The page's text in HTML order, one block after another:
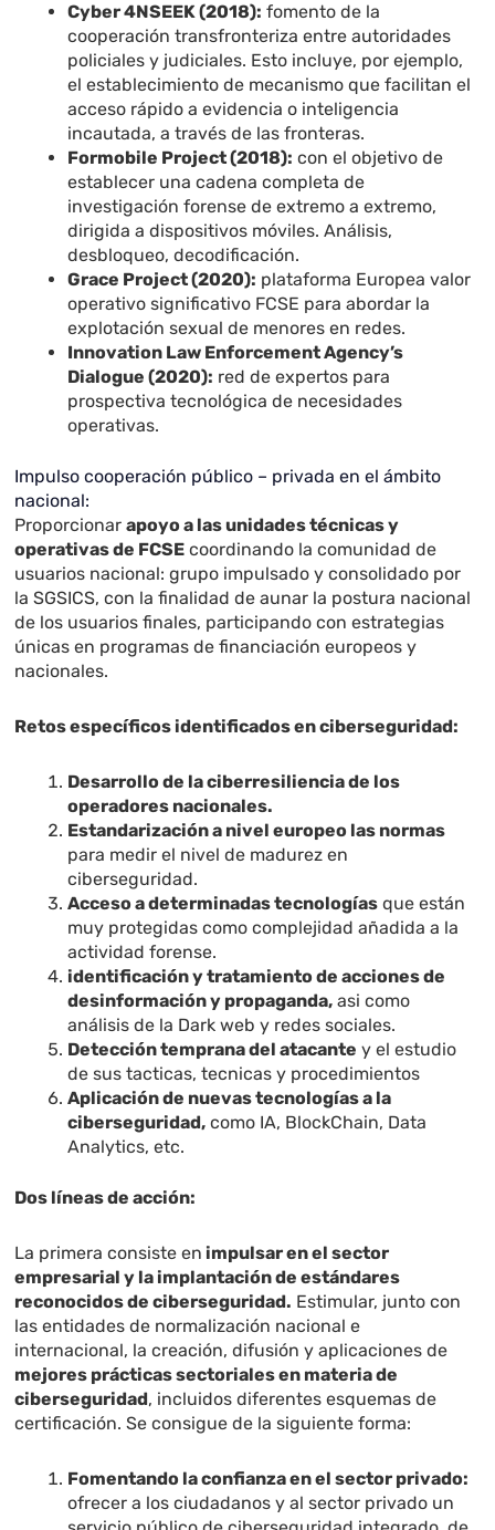
Cyber 4NSEEK (2018): fomento de la
cooperación transfronteriza entre autoridades
policiales y judiciales. Esto incluye, por ejemplo,
el establecimiento de mecanismo que facilitan el
acceso rápido a evidencia o inteligencia
incautada, a través de las fronteras.
Formobile Project (2018): con el objetivo de
establecer una cadena completa de
investigación forense de extremo a extremo,
dirigida a dispositivos móviles. Análisis,
desbloqueo, decodificación.
Grace Project (2020): plataforma Europea valor
operativo significativo FCSE para abordar la
explotación sexual de menores en redes.
Innovation Law Enforcement Agency’s
Dialogue (2020): red de expertos para
prospectiva tecnológica de necesidades
operativas.
Impulso cooperación público – privada en el ámbito
nacional:
Proporcionarapoyo a las unidades técnicas y
operativas de FCSE coordinando la comunidad de
usuarios nacional: grupo impulsado y consolidado por
la SGSICS, con la finalidad de aunar la postura nacional
de los usuarios finales, participando con estrategias
únicas en programas de financiación europeos y
nacionales.
Retos específicos identificados en ciberseguridad:
Desarrollo de la ciberresiliencia de los
operadores nacionales.
Estandarización a nivel europeo las normas
para medir el nivel de madurez en
ciberseguridad.
Acceso a determinadas tecnologías que están
muy protegidas como complejidad añadida a la
actividad forense.
identificación y tratamiento de acciones de
desinformación y propaganda, asi como
análisis de la Dark web y redes sociales.
Detección temprana del atacante y el estudio
de sus tacticas, tecnicas y procedimientos
Aplicación de nuevas tecnologías a la
ciberseguridad, como IA, BlockChain, Data
Analytics, etc.
Dos líneas de acción:
La primera consiste en impulsar en el sector
empresarial y la implantación de estándares
reconocidos de ciberseguridad. Estimular, junto con
las entidades de normalización nacional e
internacional, la creación, difusión y aplicaciones de
mejores prácticas sectoriales en materia de
ciberseguridad, incluidos diferentes esquemas de
certificación. Se consigue de la siguiente forma:
Fomentando la confianza en el sector privado:
ofrecer a los ciudadanos y al sector privado un